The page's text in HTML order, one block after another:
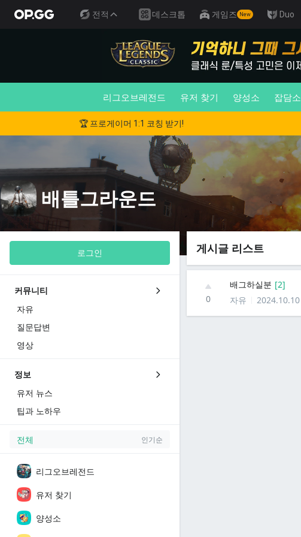
전적 데스크톱 게임즈 New Duo
리그오브레전드 유저 찾기 양성소 잡담소
🏆 프로게이머 1:1 코칭 받기!
배틀그라운드
로그인
커뮤니티
자유
질문답변
영상
정보
유저 뉴스
팁과 노하우
전체 인기순
리그오브레전드
유저 찾기
양성소
게시글 리스트
0
배그하실분 [2]
자유
2024.10.10